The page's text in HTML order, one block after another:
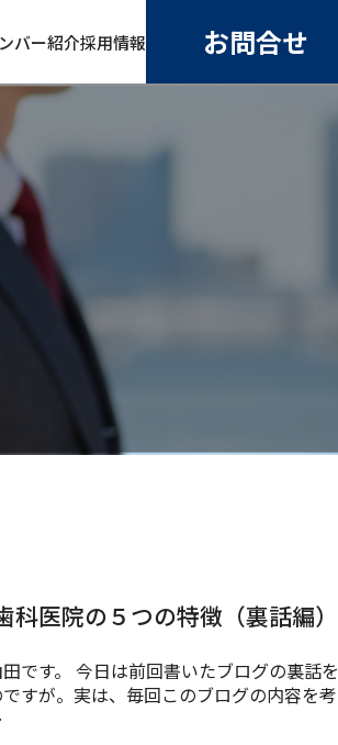
バー紹介採用情報 お問合せ
医院の５つの特徴（裏話編）
です。 今日は前回書いたブログの裏話を
すが。実は、毎回このブログの内容を考